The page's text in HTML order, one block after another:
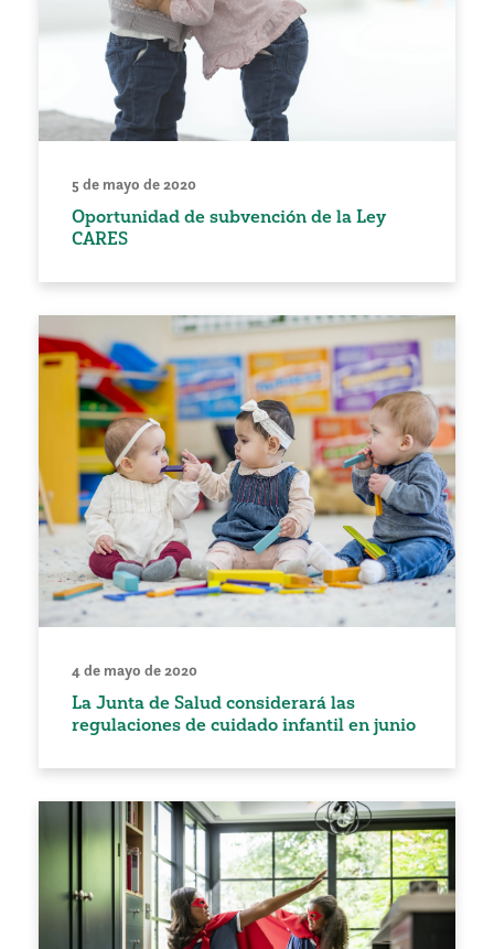
5 de mayo de 2020
Oportunidad de subvención de la Ley
CARES
4 de mayo de 2020
La Junta de Salud considerará las
regulaciones de cuidado infantil en junio